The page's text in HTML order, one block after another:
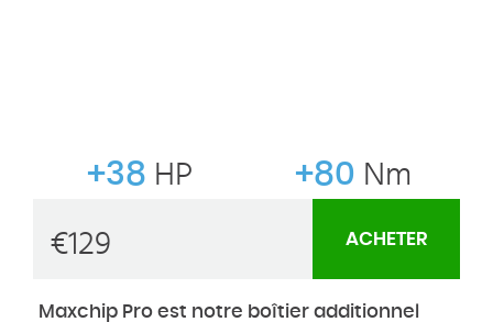
+38 HP +80 Nm
€129 ACHETER
Maxchip Pro est notre boîtier additionnel